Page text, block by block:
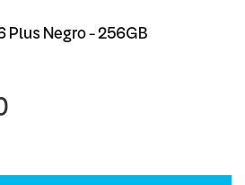
Plus Negro - 256GB